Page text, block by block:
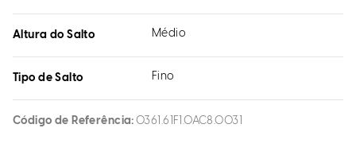
Altura do Salto Médio
Tipo de Salto Fino
Código de Referência 0361.61F1.0AC8.0031